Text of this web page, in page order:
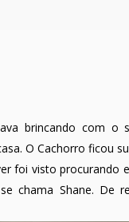
brincando com o
O Cachorro ficou
foi visto
chama Shane. De